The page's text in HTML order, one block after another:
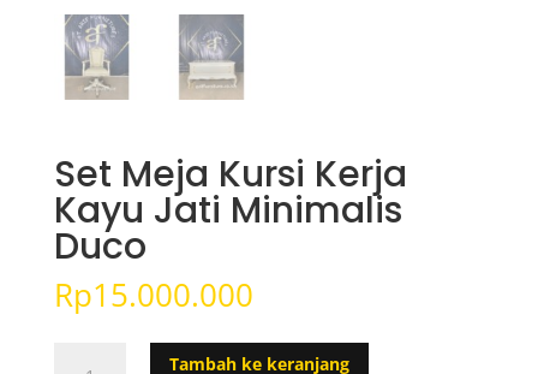
Set Meja Kursi Kerja
Kayu Jati Minimalis
Duco
Rp15.000.000
Tambah ke keranjang